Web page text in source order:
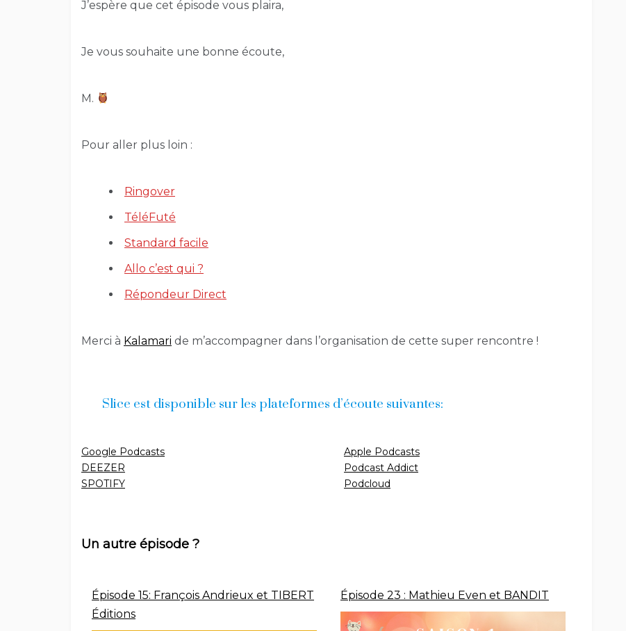
J’espère que cet épisode vous plaira,
Je vous souhaite une bonne écoute,
M.
Pour aller plus loin :
Ringover
TéléFuté
Standard facile
Allo c’est qui ?
Répondeur Direct
Merci à Kalamari de m’accompagner dans l’organisation de cette super rencontre !
Slice est disponible sur les plateformes d’écoute suivantes:
Google Podcasts
DEEZER
SPOTIFY
Apple Podcasts
Podcast Addict
Podcloud
Un autre épisode ?
Épisode 15: François Andrieux et TIBERT
Éditions
Épisode 23 : Mathieu Even et BANDIT